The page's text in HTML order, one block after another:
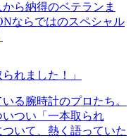
ら納得のベテランま
ならではのスペシャル
れました！」
る腕時計のプロたち。
つい「一本取られ
いて、熱く語っていた